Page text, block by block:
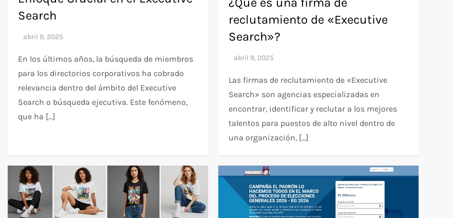
Search
En los últimos años, la búsqueda de miembros
para los directorios corporativos ha cobrado
relevancia dentro del ámbito del Executive
Search o búsqueda ejecutiva. Este fenómeno,
que ha […]
reclutamiento de «Executive
Search»?
Las firmas de reclutamiento de «Executive
Search» son agencias especializadas en
encontrar, identificar y reclutar a los mejores
talentos para puestos de alto nivel dentro de
una organización, […]